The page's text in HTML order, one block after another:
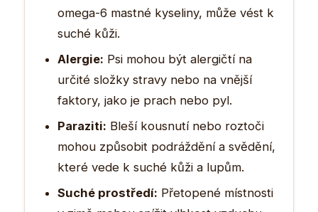
omega-6 mastné kyseliny, může vést k
suché kůži.
Alergie: Psi mohou být alergičtí na
určité složky stravy nebo na vnější
faktory, jako je prach nebo pyl.
Paraziti: Bleší kousnutí nebo roztoči
mohou způsobit podráždění a svědění,
které vede k suché kůži a lupům.
Suché prostředí: Přetopené místnosti